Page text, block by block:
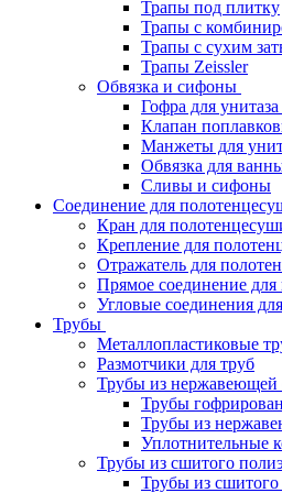
Трапы под плитку
Трапы с
Трапы с сухим
Трапы Zeissler
Обвязка и сифоны
Гофра для
Клапан
Манжеты для
Обвязка для
Сливы и сифоны
Соединение для
Кран для
Крепление для
Отражатель для
Прямое соединение
Угловые соединения
Трубы
Металлопластиковые
Размотчики для труб
Трубы из нержавеющей
Трубы
Трубы из
Уплотнительные
Трубы из сшитого
Трубы из